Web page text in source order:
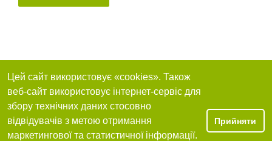
Цей сайт використовує «cookies». Також
веб-сайт використовує інтернет-сервіс для
збору технічних даних стосовно
відвідувачів з метою отримання
маркетингової та статистичної інформації.
Прийняти